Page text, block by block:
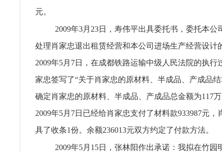
元。
2009年3月23日，寿伟平出具委托书，委托本公
处理肖家忠退出租赁经营和本公司进场生产经营设计
2009年5月7日，在成都铁路运输中级人民法院的执行
家忠签写了“关于肖家忠的原材料、半成品、产成品
确定肖家忠的原材料、半成品、产成品总金额为117
2009年5月7日已经给肖家忠支付了材料款933987元，
具了收条1份。余额236013元双方约定了付款方法。
2009年5月15日，张林阳作出承诺：我拟在竹园